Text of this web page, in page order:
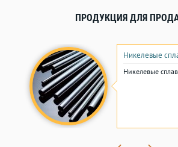
ПРОДУКЦИЯ ДЛЯ
Никелевые
Никелевые